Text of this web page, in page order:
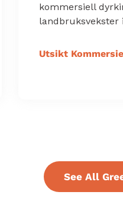
kommersiell
landbruksvekster
Utsikt
See All